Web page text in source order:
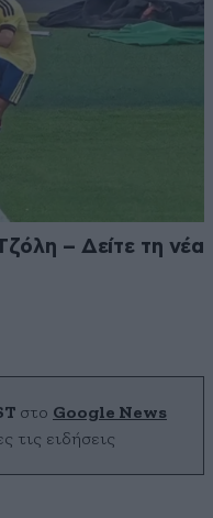
– Δείτε τη νέα
στο Google News
τις ειδήσεις